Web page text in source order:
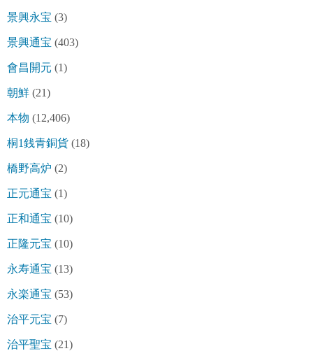
景興永宝 (3)
景興通宝 (403)
會昌開元 (1)
朝鮮 (21)
本物 (12,406)
桐1銭青銅貨 (18)
橋野高炉 (2)
正元通宝 (1)
正和通宝 (10)
正隆元宝 (10)
永寿通宝 (13)
永楽通宝 (53)
治平元宝 (7)
治平聖宝 (21)